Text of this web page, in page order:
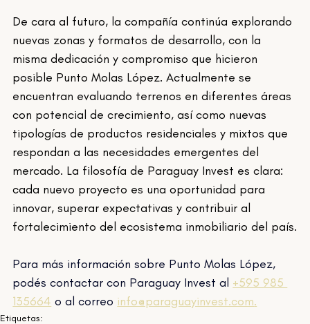
De cara al futuro, la compañía continúa explorando
nuevas zonas y formatos de desarrollo, con la
misma dedicación y compromiso que hicieron
posible Punto Molas López. Actualmente se
encuentran evaluando terrenos en diferentes áreas
con potencial de crecimiento, así como nuevas
tipologías de productos residenciales y mixtos que
respondan a las necesidades emergentes del
mercado. La filosofía de Paraguay Invest es clara:
cada nuevo proyecto es una oportunidad para
innovar, superar expectativas y contribuir al
fortalecimiento del ecosistema inmobiliario del país.
Para más información sobre Punto Molas López,
podés contactar con Paraguay Invest al +595 985
135664 o al correo info@paraguayinvest.com.
Etiquetas: